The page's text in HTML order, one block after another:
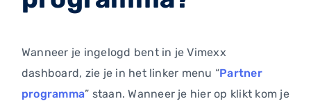
Wanneer je ingelogd bent in je Vimexx
dashboard, zie je in het linker menu “Partner
programma” staan. Wanneer je hier op klikt kom je